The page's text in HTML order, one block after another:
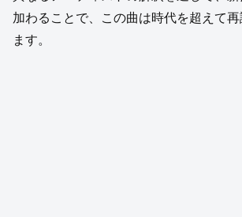
加わることで、この曲は時代を超えて
ます。